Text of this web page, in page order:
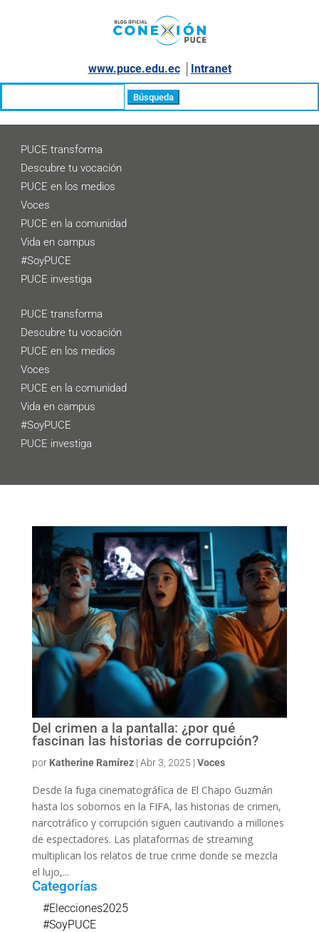
www.puce.edu.ec│ Intranet
PUCE transforma
Descubre tu vocación
PUCE en los medios
Voces
PUCE en la comunidad
Vida en campus
#SoyPUCE
PUCE investiga
PUCE transforma
Descubre tu vocación
PUCE en los medios
Voces
PUCE en la comunidad
Vida en campus
#SoyPUCE
PUCE investiga
Del crimen a la pantalla: ¿por qué
fascinan las historias de corrupción?
por Katherine Ramírez| Abr 3, 2025 | Voces
Desde la fuga cinematográfica de El Chapo Guzmán
hasta los sobornos en la FIFA, las historias de crimen,
narcotráfico y corrupción siguen cautivando a millones
de espectadores. Las plataformas de streaming
multiplican los relatos de true crime donde se mezcla
el lujo,...
Categorías
#Elecciones2025
#SoyPUCE